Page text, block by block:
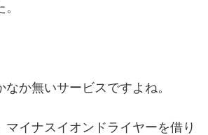
か無いサービスですよね。
マイナスイオンドライヤーを借り